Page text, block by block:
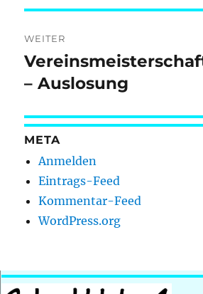
WEITER
Nächster
Beitrag:
– Auslosung
META
Anmelden
Eintrags-Feed
Kommentar-Feed
WordPress.org